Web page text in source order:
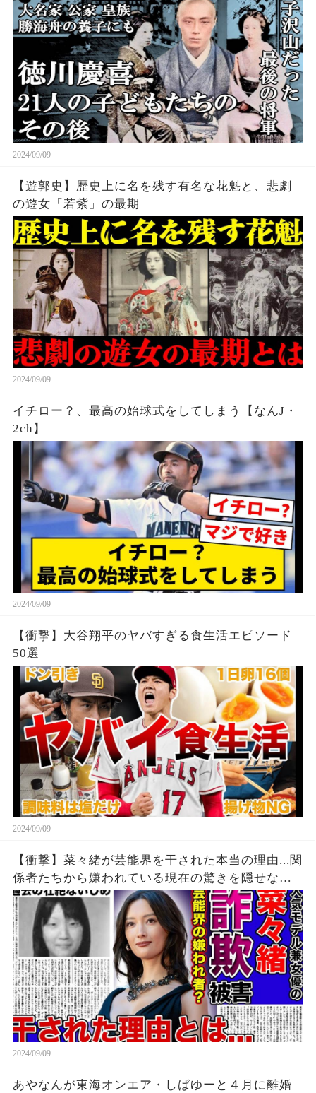
2024/09/09
【遊郭史】歴史上に名を残す有名な花魁と、悲劇
の遊女「若紫」の最期
2024/09/09
イチロー？、最高の始球式をしてしまう【なんJ・
2ch】
2024/09/09
【衝撃】大谷翔平のヤバすぎる食生活エピソード
50選
2024/09/09
【衝撃】菜々緒が芸能界を干された本当の理由...関
係者たちから嫌われている現在の驚きを隠せな
い！！詐欺被害にまで遭っている衝撃の現在...過去
の壮絶ないじめに一同驚愕！！
2024/09/09
あやなんが東海オンエア・しばゆーと４月に離婚